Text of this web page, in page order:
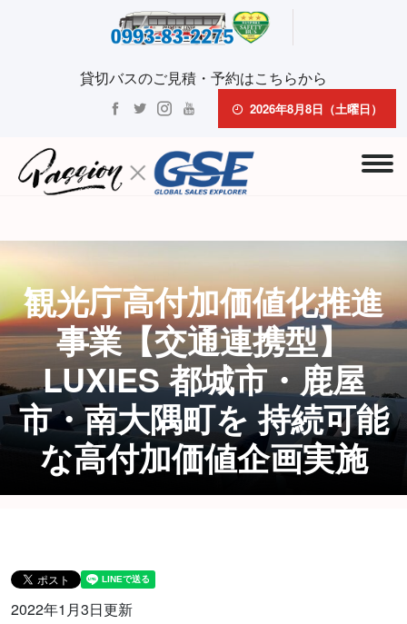
貸切バスのご見積・予約はこちらから
2026年8月8日（土曜日）
観光庁高付加価値化推進
事業【交通連携型】
LUXIES 都城市・鹿屋
市・南大隅町を 持続可能
な高付加価値企画実施
2022年1月3日更新